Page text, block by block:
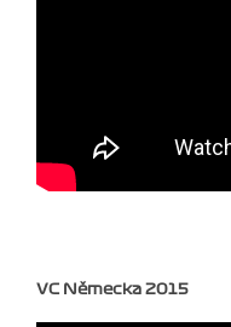
VC Německa 2015